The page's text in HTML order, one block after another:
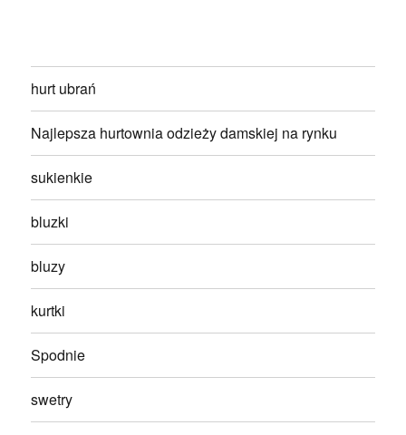
hurt ubrań
Najlepsza hurtownia odzieży damskiej na rynku
sukienkie
bluzki
bluzy
kurtki
Spodnie
swetry